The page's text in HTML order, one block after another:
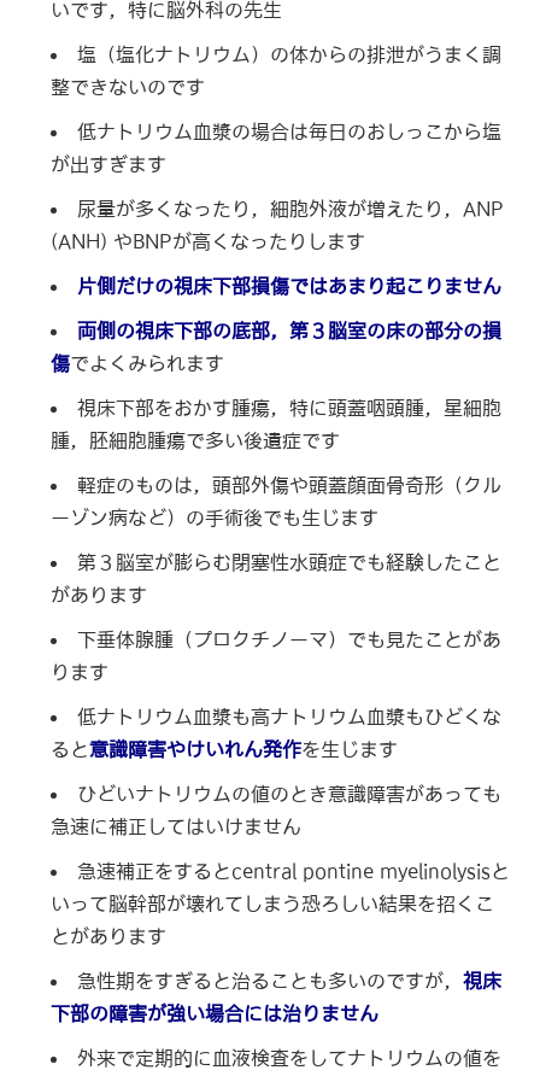
いです，特に脳外科の先生
塩（塩化ナトリウム）の体からの排泄がうまく調
整できないのです
低ナトリウム血漿の場合は毎日のおしっこから塩
が出すぎます
尿量が多くなったり，細胞外液が増えたり，ANP
(ANH) やBNPが高くなったりします
片側だけの視床下部損傷ではあまり起こりません
両側の視床下部の底部，第３脳室の床の部分の損
傷でよくみられます
視床下部をおかす腫瘍，特に頭蓋咽頭腫，星細胞
腫，胚細胞腫瘍で多い後遺症です
軽症のものは，頭部外傷や頭蓋顔面骨奇形（クル
ーゾン病など）の手術後でも生じます
第３脳室が膨らむ閉塞性水頭症でも経験したこと
があります
下垂体腺腫（プロクチノーマ）でも見たことがあ
ります
低ナトリウム血漿も高ナトリウム血漿もひどくな
ると意識障害やけいれん発作を生じます
ひどいナトリウムの値のとき意識障害があっても
急速に補正してはいけません
急速補正をするとcentral pontine myelinolysisと
いって脳幹部が壊れてしまう恐ろしい結果を招くこ
とがあります
急性期をすぎると治ることも多いのですが，視床
下部の障害が強い場合には治りません
外来で定期的に血液検査をしてナトリウムの値を